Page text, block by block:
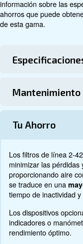
LOS FILTROS DE LÍNEA
GARANTIZAR LA